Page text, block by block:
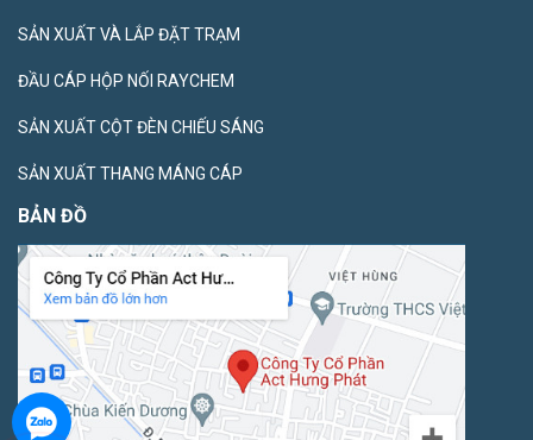
SẢN XUẤT VÀ LẮP ĐẶT TRẠM
ĐẦU CÁP HỘP NỐI RAYCHEM
SẢN XUẤT CỘT ĐÈN CHIẾU SÁNG
SẢN XUẤT THANG MÁNG CÁP
BẢN ĐỒ